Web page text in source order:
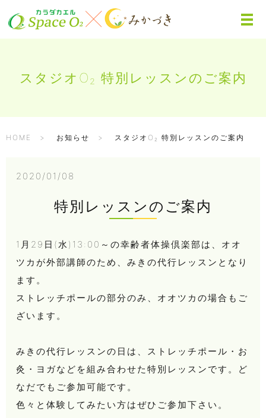
スタジオO₂ 特別レッスンのご案内
HOME お知らせ スタジオO₂ 特別レッスンのご案内
2020/01/08
特別レッスンのご案内
1月29日(水)13:00～の幸齢者体操倶楽部は、オオ
ツカが外部講師のため、みきの代行レッスンとなり
ます。
ストレッチポールの部分のみ、オオツカの場合もご
ざいます。
みきの代行レッスンの日は、ストレッチポール・お
灸・ヨガなどを組み合わせた特別レッスンです。 ど
なだでもご参加可能です。
色々と体験してみたい方はぜひご参加下さい。